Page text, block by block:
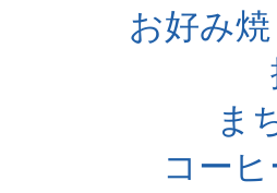
お好み
ま
コー